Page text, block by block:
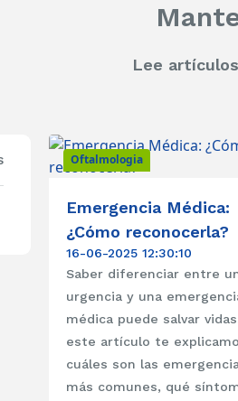
Lee
Oftalmologia
Emergencia Médica:
¿Cómo reconocerla?
16-06-2025 12:30:10
Saber diferenciar entre
urgencia y una
médica puede salvar
este artículo te
cuáles son las
más comunes, qué